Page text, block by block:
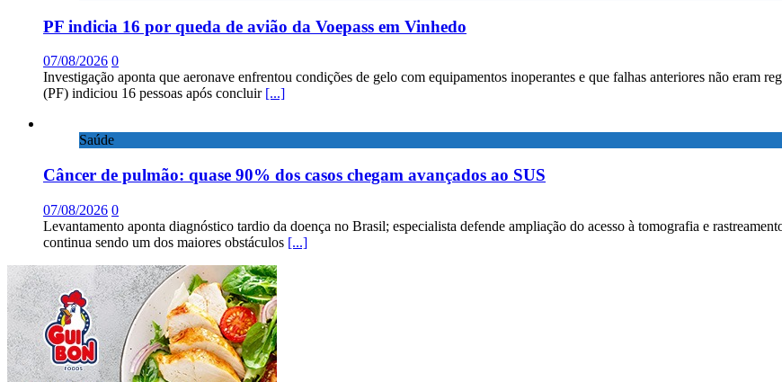
PF indicia 16 por queda de avião da Voepass em Vinhedo
07/08/2026 0
Investigação aponta que aeronave enfrentou condições de gelo com equipamentos inoperantes e que falhas anteriores não eram
(PF) indiciou 16 pessoas após concluir [...]
Saúde
Câncer de pulmão: quase 90% dos casos chegam avançados ao SUS
07/08/2026 0
Levantamento aponta diagnóstico tardio da doença no Brasil; especialista defende ampliação do acesso à tomografia e
continua sendo um dos maiores obstáculos [...]